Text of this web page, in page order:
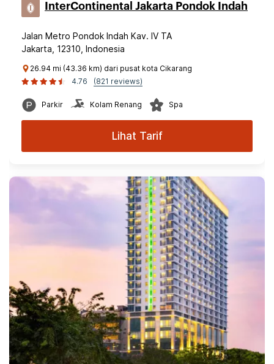
InterContinental Jakarta Pondok Indah
Jalan Metro Pondok Indah Kav. IV TA
Jakarta, 12310, Indonesia
26.94 mi (43.36 km) dari pusat kota Cikarang
4.76
(821 reviews)
Parkir Kolam Renang Spa
Lihat Tarif